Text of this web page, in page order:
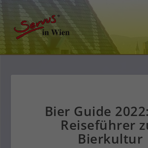
Bier Guide
Reiseführer
Bierkultur